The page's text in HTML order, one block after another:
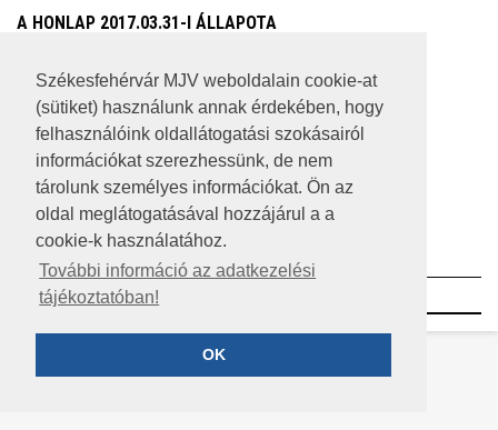
Székesfehérvár MJV weboldalain cookie-at
(sütiket) használunk annak érdekében, hogy
felhasználóink oldallátogatási szokásairól
információkat szerezhessünk, de nem
tárolunk személyes információkat. Ön az
oldal meglátogatásával hozzájárul a a
cookie-k használatához.
További információ az adatkezelési
tájékoztatóban!
OK
A HONLAP 2017.03.31-I ÁLLAPOTA
JOGI NYILATKOZAT
IMPRESSZUM
MÉDIAAJÁNLAT
KÖZÉRDEKŰ ADATOK
ADATVÉDELEM
©2023 SZÉKESFEHÉRVÁR MEGYEI JOGÚ VÁROS